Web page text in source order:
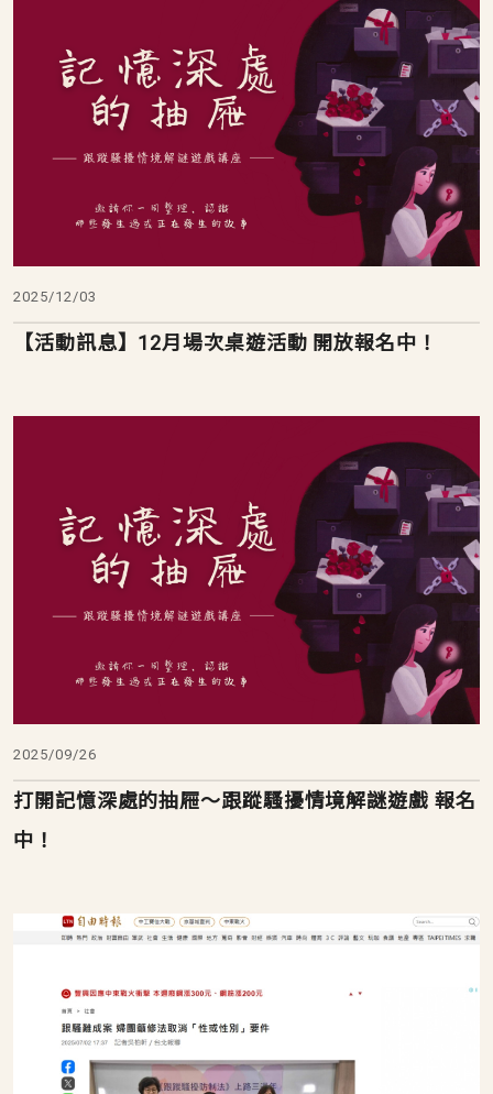
2025/12/03
【活動訊息】12月場次桌遊活動 開放報名中！
2025/09/26
打開記憶深處的抽屜～跟蹤騷擾情境解謎遊戲 報名
中！